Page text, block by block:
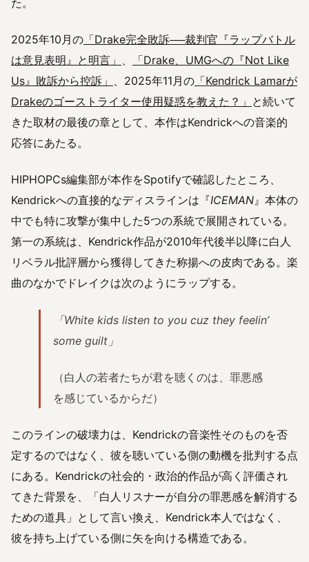
2025年10月の 「Drake完全敗訴──裁判官『ラップバトル
は意見表明』と明言」 、
「Drake、UMGへの『Not Like
Us』敗訴から控訴」 、2025年11月の 「Kendrick Lamarが
Drakeのゴーストライター使用疑惑を教えた？」 と続いて
きた取材の最後の章として、本作はKendrickへの音楽的
応答にあたる。
HIPHOPCs編集部が本作をSpotifyで確認したところ、
Kendrickへの直接的なディスラインは『ICEMAN』本体の
中でも特に攻撃が集中した5つの系統で展開されている。
第一の系統は、Kendrick作品が2010年代後半以降に白人
リベラル批評層から獲得してきた称揚への皮肉である。楽
曲のなかでドレイクは次のようにラップする。
「White kids listen to you cuz they feelin’
some guilt」
（白人の若者たちが君を聴くのは、罪悪感
を感じているからだ）
このラインの破壊力は、Kendrickの音楽性そのものを否
定するのではなく、彼を聴いている側の動機を批判する点
にある。Kendrickの社会的・政治的作品が高く評価され
てきた背景を、「白人リスナーが自分の罪悪感を解消する
ための道具」として言い換え、Kendrick本人ではなく、
彼を持ち上げている側に矢を向ける構造である。